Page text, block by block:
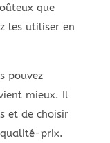
que
les utiliser en
pouvez
mieux. Il
et de choisir
prix.